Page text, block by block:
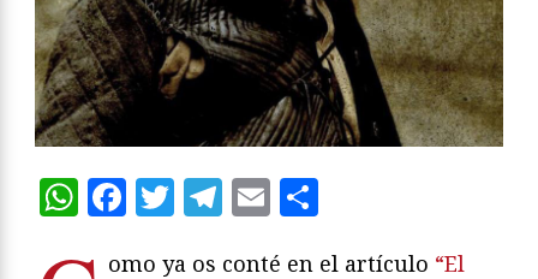
WhatsApp
Facebook
Twitter
Telegram
Email
omo ya os conté en el artículo “El